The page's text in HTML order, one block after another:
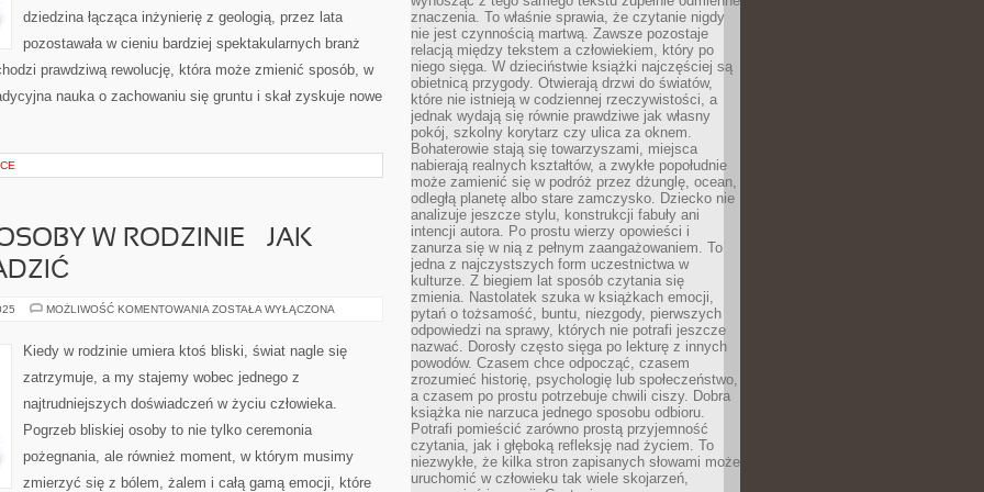
dziedzina łącząca inżynierię z geologią, przez lata
pozostawała w cieniu bardziej spektakularnych branż
prawdziwą rewolucję, która może zmienić sposób, w
nauka o zachowaniu się gruntu i skał zyskuje nowe
W RODZINIE – JAK
MOŻLIWOŚĆ KOMENTOWANIA ŚMIERĆ
W
RODZINIE
JAK
Z
PORADZIĆ
ZOSTAŁA WYŁĄCZONA
Kiedy w rodzinie umiera ktoś bliski, świat nagle się
zatrzymuje, a my stajemy wobec jednego z
najtrudniejszych doświadczeń w życiu człowieka.
Pogrzeb bliskiej osoby to nie tylko ceremonia
pożegnania, ale również moment, w którym musimy
zmierzyć się z bólem, żalem i całą gamą emocji, które
znaczenia. To właśnie sprawia, że czytanie nigdy
nie jest czynnością martwą. Zawsze pozostaje
relacją między tekstem a człowiekiem, który po
niego sięga. W dzieciństwie książki najczęściej są
obietnicą przygody. Otwierają drzwi do światów,
które nie istnieją w codziennej rzeczywistości, a
jednak wydają się równie prawdziwe jak własny
pokój, szkolny korytarz czy ulica za oknem.
Bohaterowie stają się towarzyszami, miejsca
nabierają realnych kształtów, a zwykłe popołudnie
może zamienić się w podróż przez dżunglę, ocean,
odległą planetę albo stare zamczysko. Dziecko nie
analizuje jeszcze stylu, konstrukcji fabuły ani
intencji autora. Po prostu wierzy opowieści i
zanurza się w nią z pełnym zaangażowaniem. To
jedna z najczystszych form uczestnictwa w
kulturze. Z biegiem lat sposób czytania się
zmienia. Nastolatek szuka w książkach emocji,
pytań o tożsamość, buntu, niezgody, pierwszych
odpowiedzi na sprawy, których nie potrafi jeszcze
nazwać. Dorosły często sięga po lekturę z innych
powodów. Czasem chce odpocząć, czasem
zrozumieć historię, psychologię lub społeczeństwo,
a czasem po prostu potrzebuje chwili ciszy. Dobra
książka nie narzuca jednego sposobu odbioru.
Potrafi pomieścić zarówno prostą przyjemność
czytania, jak i głęboką refleksję nad życiem. To
niezwykłe, że kilka stron zapisanych słowami może
uruchomić w człowieku tak wiele skojarzeń,